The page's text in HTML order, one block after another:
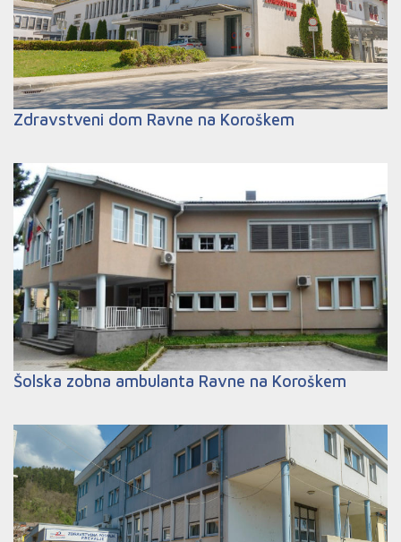
Zdravstveni dom Ravne na Koroškem
Šolska zobna ambulanta Ravne na Koroškem